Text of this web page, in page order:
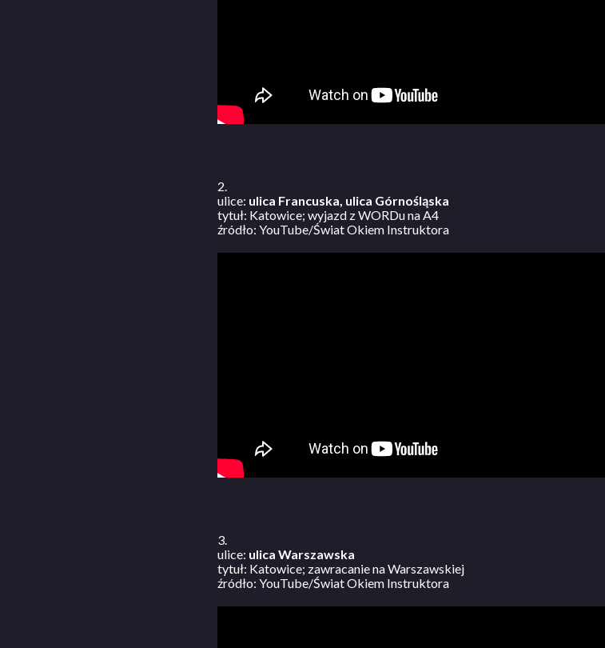
2.
ulice: ulica Francuska, ulica Górnośląska
tytuł: Katowice; wyjazd z WORDu na A4
źródło: YouTube/Świat Okiem Instruktora
3.
ulice: ulica Warszawska
tytuł: Katowice; zawracanie na Warszawskiej
źródło: YouTube/Świat Okiem Instruktora